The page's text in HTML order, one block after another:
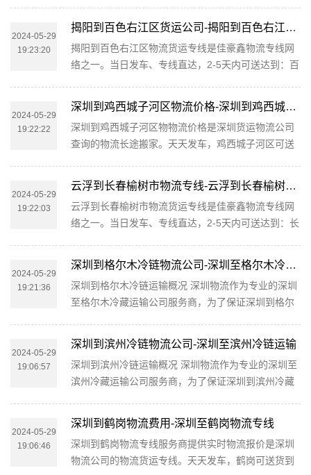
话，剩下的事由我们来做！主动反馈物流信息，免去
您查货的烦恼！公司服务流程一般...
运营，进一步提升物流深圳至安庆大件运输品牌竞争
力，物流公司在深圳专门设立了办事机构，并备有专
业的大件工作人员与您及时沟通，为您提供从深圳到
安庆的大件运输相关延伸服务，极大的保障了货物的
准时到达和及时派送，缩短了货物在途时间，提高了
大件运输效率。 物流与几十家...
2024-05-29
19:23:20
揭阳到百色右江区货运公司-揭阳到百色右江区物流专线-运费价格
揭阳到百色右江区物流货运专线是佳豪鑫物流专线网
络之一。当日发车、专线直达，2-5天内可送达到：百
担运输、大票货运输、大件运输、设备运输、集装箱
运输、轿车托运、摩托车托运、酒水托运、搬家服
务、长途搬家、专线运输等服务。只需一个电话，一
切帮您搞定。公司服务流程一般为：受理→提货→装
车→运输→集散地卸货分货→派送→客户收货→反
馈。公司介绍佳豪鑫物流秉承“尊...
2024-05-29
19:22:22
深圳到鸡西城子河区物流价格-深圳到鸡西城子河区整车货运专线
深圳到鸡西城子河区物物流价格是深圳货运物流公司
查询的物流长途搬家。天天发车，鸡西城子河区可送
道、城西街道、杏花街道、长青乡、永丰乡。 深圳到
鸡西城子河区物流为工厂、贸易商、批发商等货主提
供整车、零担、大件运输、普快特快、搬家搬厂、回
程车调用等全方位的物流服务。在深圳周边都可以上
门提货，送货到指定地点。物流特推出深圳到鸡西货
运物流公司查询相关业务，以此来...
2024-05-29
19:22:03
云浮到长春榆树市物流专线-云浮到长春榆树市货运公司
云浮到长春榆树市物流货运专线是佳豪鑫物流专线网
络之一。当日发车、专线直达，2-5天内可送达到：长
担运输、大票货运输、大件运输、设备运输、集装箱
运输、轿车托运、摩托车托运、酒水托运、搬家服
务、长途搬家、专线运输、第三方物流承包等服务。
市内上门服务，提供各种货物包装。您只需一个电
话，剩下的事由我们来做！主动反馈物流信息，免去
您查货的烦恼！公司服务流程一般...
2024-05-29
19:21:36
深圳到格尔木冷链物流公司-深圳至格尔木冷链运输
深圳到格尔木冷链运输概况 深圳物流作为专业的深圳
至格尔木冷藏运输公司服务商，为了保证深圳到格尔
进一步提升物流深圳至格尔木冷藏运输品牌竞争力，
物流公司在深圳专门设立了办事机构，并备有专业的
冷藏工作人员与您及时沟通，为您提供从深圳到格尔
木的冷藏运输相关延伸服务，极大的保障了货物的准
时到达和及时派送，缩短了货物在途时间，提高了冷
藏运输效率。 深圳到格尔木冷...
2024-05-29
19:06:57
深圳到滨州冷链物流公司-深圳至滨州冷链运输
深圳到滨州冷链运输概况 深圳物流作为专业的深圳至
滨州冷藏运输公司服务商，为了保证深圳到滨州冷藏
提升物流深圳至滨州冷藏运输品牌竞争力，物流公司
在深圳专门设立了办事机构，并备有专业的冷藏工作
人员与您及时沟通，为您提供从深圳到滨州的冷藏运
输相关延伸服务，极大的保障了货物的准时到达和及
2024-05-29
19:06:46
深圳到鹤岗物流费用-深圳至鹤岗物流专线
深圳到鹤岗物流专线服务商提供实时物流报价是深圳
物流公司的物流货运专线。天天发车，鹤岗可送货到